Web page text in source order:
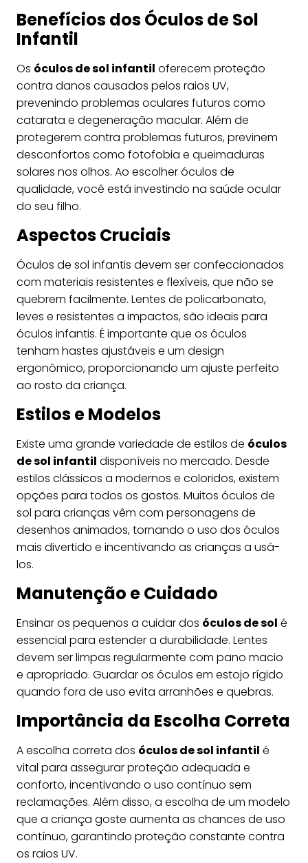
Benefícios dos Óculos de Sol
Infantil
Os óculos de sol infantil oferecem proteção
contra danos causados pelos raios UV,
prevenindo problemas oculares futuros como
catarata e degeneração macular. Além de
protegerem contra problemas futuros, previnem
desconfortos como fotofobia e queimaduras
solares nos olhos. Ao escolher óculos de
qualidade, você está investindo na saúde ocular
do seu filho.
Aspectos Cruciais
Óculos de sol infantis devem ser confeccionados
com materiais resistentes e flexíveis, que não se
quebrem facilmente. Lentes de policarbonato,
leves e resistentes a impactos, são ideais para
óculos infantis. É importante que os óculos
tenham hastes ajustáveis e um design
ergonômico, proporcionando um ajuste perfeito
ao rosto da criança.
Estilos e Modelos
Existe uma grande variedade de estilos de óculos
de sol infantil disponíveis no mercado. Desde
estilos clássicos a modernos e coloridos, existem
opções para todos os gostos. Muitos óculos de
sol para crianças vêm com personagens de
desenhos animados, tornando o uso dos óculos
mais divertido e incentivando as crianças a usá-
los.
Manutenção e Cuidado
Ensinar os pequenos a cuidar dos óculos de sol é
essencial para estender a durabilidade. Lentes
devem ser limpas regularmente com pano macio
e apropriado. Guardar os óculos em estojo rígido
quando fora de uso evita arranhões e quebras.
Importância da Escolha Correta
A escolha correta dos óculos de sol infantil é
vital para assegurar proteção adequada e
conforto, incentivando o uso contínuo sem
reclamações. Além disso, a escolha de um modelo
que a criança goste aumenta as chances de uso
contínuo, garantindo proteção constante contra
os raios UV.